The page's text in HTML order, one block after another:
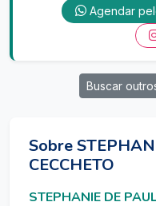
Agendar
Buscar
Sobre
CECCHETO
STEPHANIE DE